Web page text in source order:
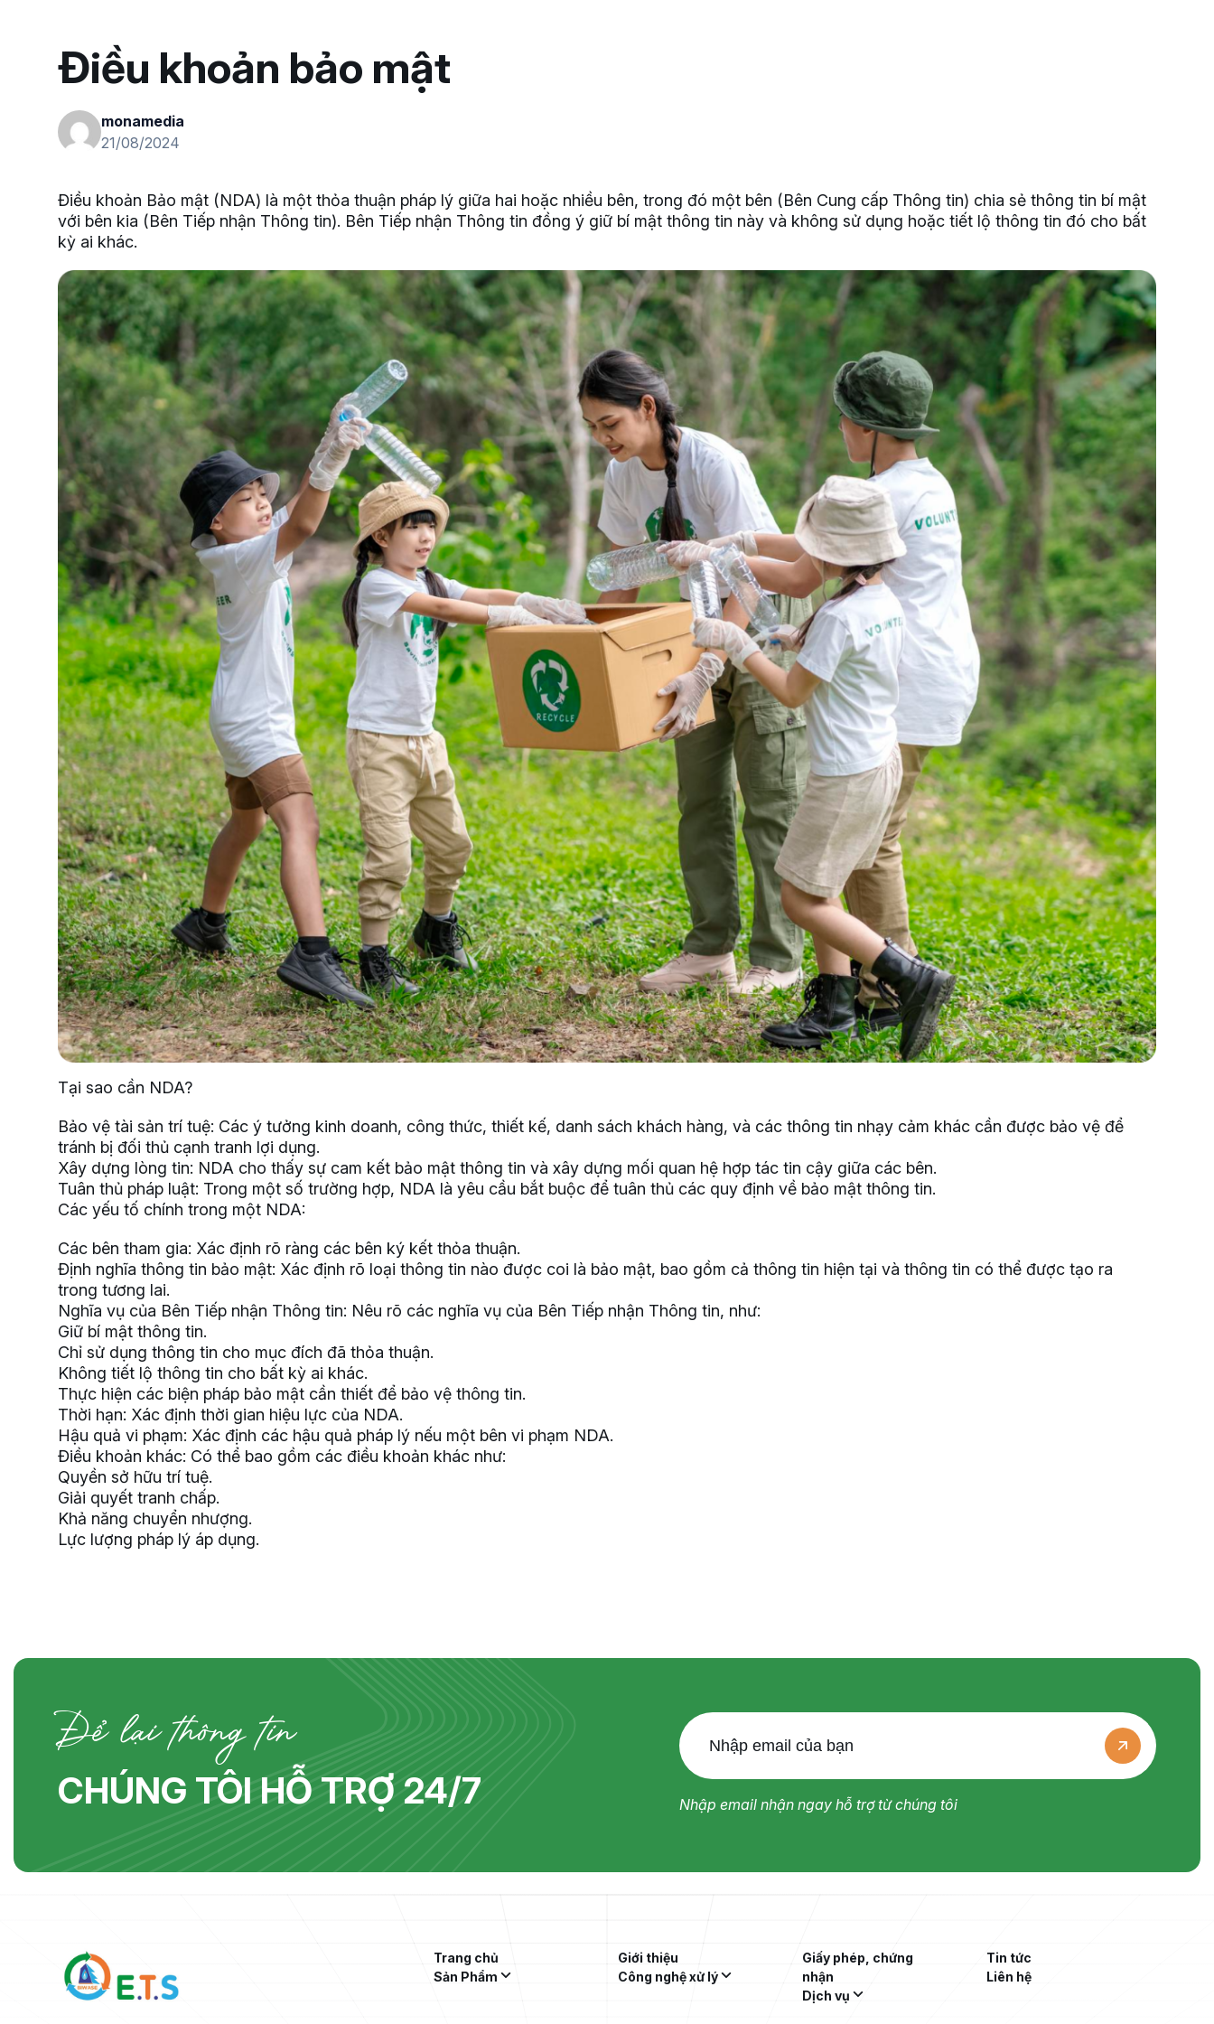
Điều khoản bảo mật
monamedia
21/08/2024
Điều khoản Bảo mật (NDA) là một thỏa thuận pháp lý giữa hai hoặc nhiều bên, trong đó một bên (Bên Cung cấp Thông tin) chia sẻ thông tin bí mật
với bên kia (Bên Tiếp nhận Thông tin). Bên Tiếp nhận Thông tin đồng ý giữ bí mật thông tin này và không sử dụng hoặc tiết lộ thông tin đó cho bất
kỳ ai khác.
Tại sao cần NDA?
Bảo vệ tài sản trí tuệ: Các ý tưởng kinh doanh, công thức, thiết kế, danh sách khách hàng, và các thông tin nhạy cảm khác cần được bảo vệ để
tránh bị đối thủ cạnh tranh lợi dụng.
Xây dựng lòng tin: NDA cho thấy sự cam kết bảo mật thông tin và xây dựng mối quan hệ hợp tác tin cậy giữa các bên.
Tuân thủ pháp luật: Trong một số trường hợp, NDA là yêu cầu bắt buộc để tuân thủ các quy định về bảo mật thông tin.
Các yếu tố chính trong một NDA:
Các bên tham gia: Xác định rõ ràng các bên ký kết thỏa thuận.
Định nghĩa thông tin bảo mật: Xác định rõ loại thông tin nào được coi là bảo mật, bao gồm cả thông tin hiện tại và thông tin có thể được tạo ra
trong tương lai.
Nghĩa vụ của Bên Tiếp nhận Thông tin: Nêu rõ các nghĩa vụ của Bên Tiếp nhận Thông tin, như:
Giữ bí mật thông tin.
Chỉ sử dụng thông tin cho mục đích đã thỏa thuận.
Không tiết lộ thông tin cho bất kỳ ai khác.
Thực hiện các biện pháp bảo mật cần thiết để bảo vệ thông tin.
Thời hạn: Xác định thời gian hiệu lực của NDA.
Hậu quả vi phạm: Xác định các hậu quả pháp lý nếu một bên vi phạm NDA.
Điều khoản khác: Có thể bao gồm các điều khoản khác như:
Quyền sở hữu trí tuệ.
Giải quyết tranh chấp.
Khả năng chuyển nhượng.
Lực lượng pháp lý áp dụng.
Để lại thông tin
CHÚNG TÔI HỖ TRỢ 24/7 Nhập email nhận ngay hỗ trợ từ chúng tôi
Trang chủ
Sản Phẩm
Giới thiệu
Công nghệ xử lý
Giấy phép, chứng
nhận
Dịch vụ
Tin tức
Liên hệ